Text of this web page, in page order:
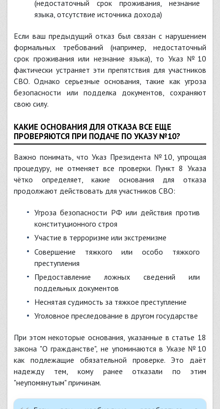
(недостаточный срок проживания, незнание
языка, отсутствие источника дохода)
Если ваш предыдущий отказ был связан с нарушением
формальных требований (например, недостаточный
срок проживания или незнание языка), то Указ №10
фактически устраняет эти препятствия для участников
СВО. Однако серьезные основания, такие как угроза
безопасности или подделка документов, сохраняют
свою силу.
КАКИЕ ОСНОВАНИЯ ДЛЯ ОТКАЗА ВСЕ ЕЩЕ
ПРОВЕРЯЮТСЯ ПРИ ПОДАЧЕ ПО УКАЗУ №10?
Важно понимать, что Указ Президента №10, упрощая
процедуру, не отменяет все проверки. Пункт 8 Указа
чётко определяет, какие основания для отказа
продолжают действовать для участников СВО:
Угроза безопасности РФ или действия против
конституционного строя
Участие в терроризме или экстремизме
Совершение тяжкого или особо тяжкого
преступления
Предоставление ложных сведений или
поддельных документов
Неснятая судимость за тяжкое преступление
Уголовное преследование в другом государстве
При этом некоторые основания, указанные в статье 18
закона "О гражданстве", не упоминаются в Указе №10
как подлежащие обязательной проверке. Это даёт
надежду тем, кому ранее отказали по этим
"неупомянутым" причинам.